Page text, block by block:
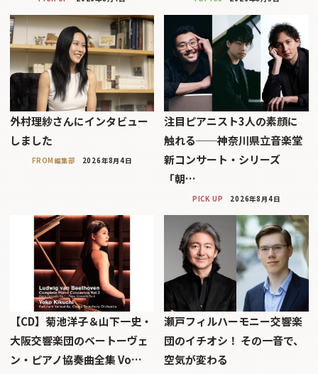
外村理紗さんにインタビュー
しました
FROM編集部 2026年8月4日
注目ピアニスト3人の素顔に
触れる──神奈川県立音楽堂
新コンサート・シリーズ
「朝…
PICK UP 2026年8月4日
【CD】菊池洋子＆山下一史・
大阪交響楽団のベートーヴェ
ン・ピアノ協奏曲全集 Vo…
瀬戸フィルハーモニー交響楽
団のイチオシ！ その一音で、
空気が変わる